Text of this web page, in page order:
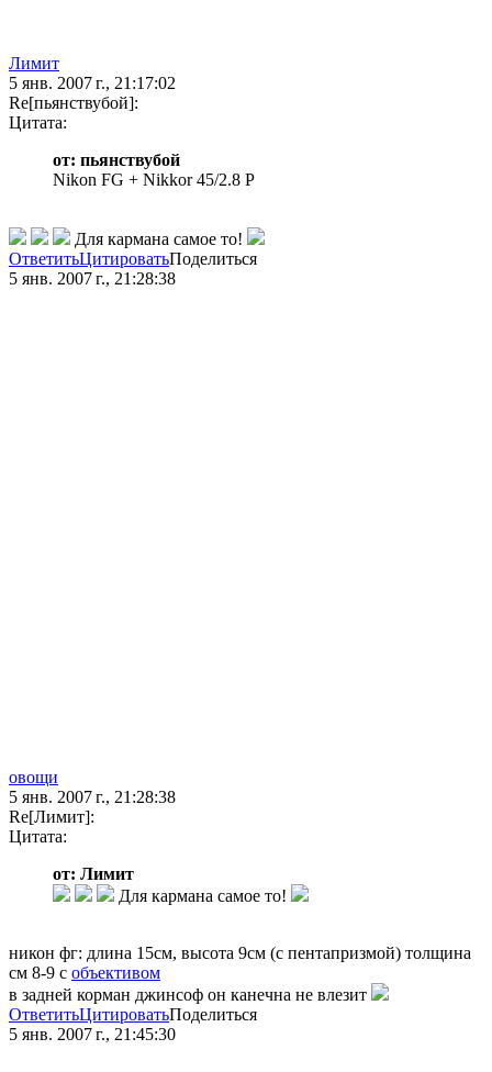
Лимит
5 янв. 2007 г., 21:17:02
Re[пьянствубой]:
Цитата:
от: пьянствубой
Nikon FG + Nikkor 45/2.8 P
Для кармана самое то!
ОтветитьЦитироватьПоделиться
5 янв. 2007 г., 21:28:38
овощи
5 янв. 2007 г., 21:28:38
Re[Лимит]:
Цитата:
от: Лимит
Для кармана самое то!
никон фг: длина 15см, высота 9см (с пентапризмой) толщина
см 8-9 с объективом
в задней корман джинсоф он канечна не влезит
ОтветитьЦитироватьПоделиться
5 янв. 2007 г., 21:45:30